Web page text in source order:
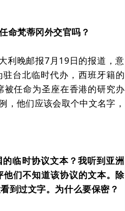
命梵蒂冈外交官吗？
利晚邮报7月19日的报道，意
驻台北临时代办，西班牙籍的
被任命为圣座在香港的研究办
，他们应该会取个中文名字，
临时协议文本？我听到亚洲
们不知道该协议的文本。除
到过文字。为什么要保密？